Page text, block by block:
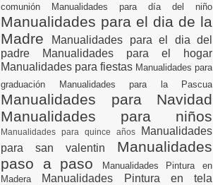
comunión Manualidades para día del niño
Manualidades para el dia de la
Madre
Manualidades para el dia del
padre
Manualidades para el hogar
Manualidades para fiestas Manualidades para
graduación Manualidades para la Pascua
Manualidades para Navidad
Manualidades para niños
Manualidades para quince años
Manualidades
para san valentin Manualidades
paso a paso
Manualidades Pintura en
Madera
Manualidades Pintura en tela